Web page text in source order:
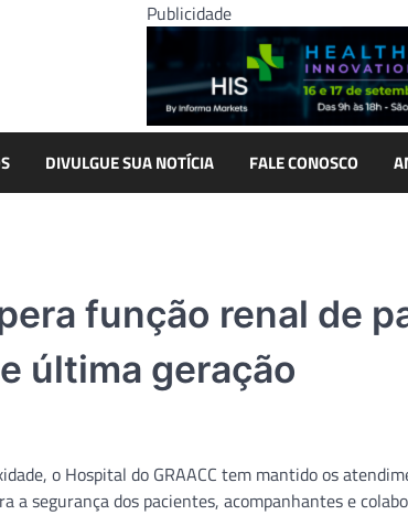
Publicidade
DIVULGUE SUA NOTÍCIA FALE CONOSCO
função renal de
última geração
o Hospital do GRAACC tem mantido os
a segurança dos pacientes, acompanhantes e